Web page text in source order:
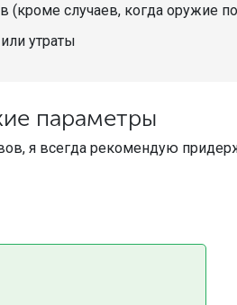
(кроме случаев, когда оружие
утраты
параметры
я всегда рекомендую